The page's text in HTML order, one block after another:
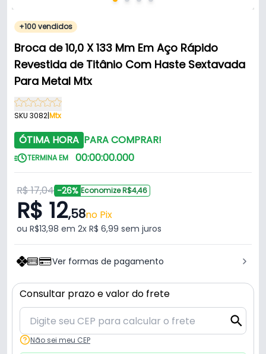
+100 vendidos
Broca de 10,0 X 133 Mm Em Aço Rápido
Revestida de Titânio Com Haste Sextavada
Para Metal Mtx
SKU 3082|Mtx
ÓTIMA HORA PARA COMPRAR!
TERMINA EM 00:00:00.000
R$ 17,04 -26% Economize R$4,46
R$ 12,58no Pix
ou R$13,98 em 2x R$ 6,99 sem juros
Ver formas de pagamento
Consultar prazo e valor do frete
Não sei meu CEP